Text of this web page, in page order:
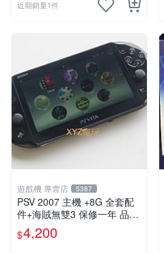
近期銷量1件
遊戲機 專賣店 5387
PSV 2007 主機 +8G 全套配
件+海賊無雙3 保修一年 品質
有保障
$4,200